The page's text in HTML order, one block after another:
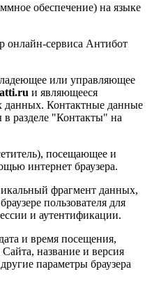
обеспечение) на языке
онлайн-сервиса Антибот
или управляющее
и являющееся
данных. Контактные данные
разделе "Контакты" на
посещающее и
интернет браузера.
фрагмент данных,
пользователя для
и аутентификации.
и время посещения,
название и версия
параметры браузера